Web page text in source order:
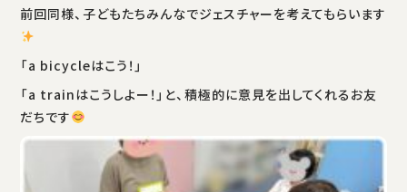
前回同様、子どもたちみんなでジェスチャーを考えてもらいます
「a bicycleはこう！」
「a trainはこうしよー！」と、積極的に意見を出してくれるお友
だちです